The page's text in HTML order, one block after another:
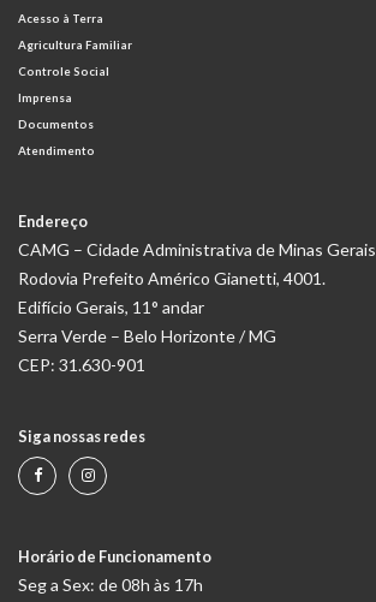
Acesso à Terra
Agricultura Familiar
Controle Social
Imprensa
Documentos
Atendimento
Endereço
CAMG – Cidade Administrativa de Minas Gerais
Rodovia Prefeito Américo Gianetti, 4001.
Edifício Gerais, 11° andar
Serra Verde – Belo Horizonte / MG
CEP: 31.630-901
Siga nossas redes
Horário de Funcionamento
Seg a Sex: de 08h às 17h